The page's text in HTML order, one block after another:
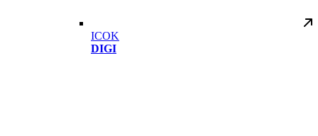
ICOK
DIGI